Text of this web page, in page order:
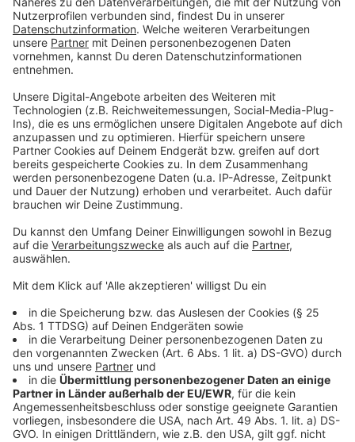
widmen wir allen genannten und ungenannten Opfern
rassistischer Gewalt. Zwei Gedenkstelen klären über
die Bedeutung des Mahnmals auf. Ich hoffe, dass wir
damit in Aachen ein Zeichen setzen, um
Menschlichkeit, Freiheit und Demokratie zu bewahren
und zu schützen“.
AmSamstag, 26. August, stellen sich beim Tag der
Offenen Tür ab 13 Uhr die Mieter*innen der
Nadelfabrik am Reichsweg vor. Die Kennedybühne
lockt mit einem vielfältigen Bühnenprogramm aus
kulinarische Angebote aus aller Welt sowie Infostände
von zahlreichen Vereinen, Organisationen und
Mitmachangebote für Kinder und Jugendliche.
Am Sonntag, 27. August, steht das Depot in der
Talstraße schließlich ganz im Zeichen von
Mitmachangeboten, Kinderprogramm, Musik, Kulinarik
und Kino.
„Ein Fest für und in der Stadtgesellschaft lebt von
Begegnungen. Deshalb freue ich mich sehr, dass wir